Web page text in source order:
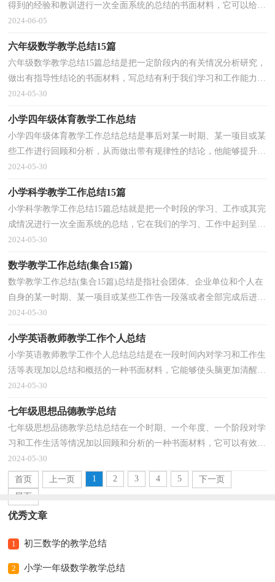
得到的经验和教训进行一次全面系统的总结的书面材料，它可以给我
们下一阶段的学习和工作生活做指导，快快来写一...
2024-06-05
六年级数学教学总结15篇
六年级数学教学总结15篇总结是把一定阶段内的有关情况分析研究，
做出有指导性结论的书面材料，写总结有利于我们学习和工作能力的
提高，不如立即行动起来写一份总结吧。你想知道总...
2024-05-30
小学四年级体育教学工作总结
小学四年级体育教学工作总结总结是事后对某一时期、某一项目或某
些工作进行回顾和分析，从而做出带有规律性的结论，他能够提升我
们的书面表达能力，让我们来为自己写一份总结吧。...
2024-05-30
小学科学教学工作总结15篇
小学科学教学工作总结15篇总结就是把一个时段的学习、工作或其完
成情况进行一次全面系统的总结，它在我们的学习、工作中起到呈上
启下的作用，快快来写一份总结吧。如何把总结做...
2024-05-30
数学教学工作总结(集合15篇)
数学教学工作总结(集合15篇)总结是指社会团体、企业单位和个人在
自身的某一时期、某一项目或某些工作告一段落或者全部完成后进行
回顾检查、分析评价，从而肯定成绩，得到经验，找...
2024-05-30
小学英语教师教学工作个人总结
小学英语教师教学工作个人总结总结是在一段时间内对学习和工作生
活等表现加以总结和概括的一种书面材料，它能够使头脑更加清醒，
目标更加明确，不如立即行动起来写一份总结吧。那...
2024-05-30
七年级思想品德教学总结
七年级思想品德教学总结总结在一个时期、一个年度、一个阶段对学
习和工作生活等情况加以回顾和分析的一种书面材料，它可以有效锻
炼我们的语言组织能力，不妨让我们认真地完成总...
2024-05-30
首页 上一页 1 2 3 4 5
下一页
尾页
优秀文章
1 初三数学的教学总结
2 小学一年级数学教学总结